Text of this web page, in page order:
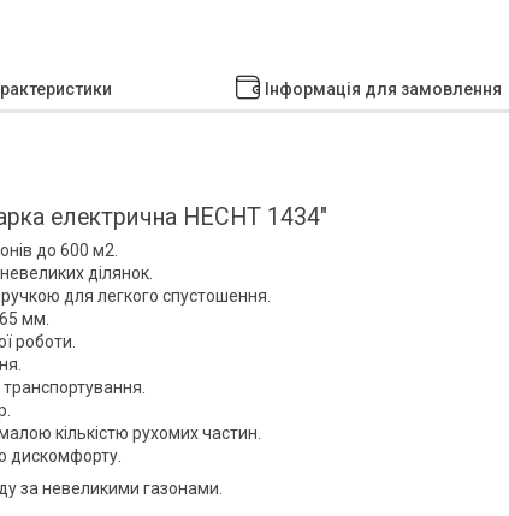
Інформація для замовлення
електрична HECHT 1434"
до 600 м2.
ділянок.
для легкого спустошення.
мм.
роботи.
кількістю рухомих частин.
дискомфорту.
за невеликими газонами.